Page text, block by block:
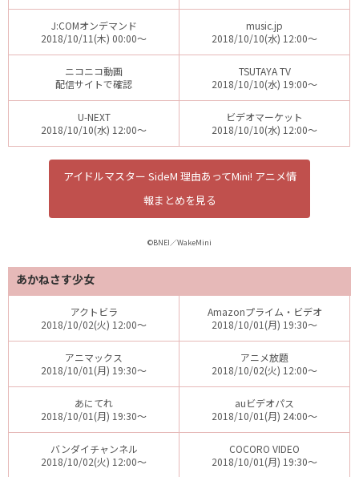
J:COMオンデマンド
2018/10/11(木) 00:00～
music.jp
2018/10/10(水) 12:00～
ニコニコ動画
配信サイトで確認
TSUTAYA TV
2018/10/10(水) 19:00～
U-NEXT
2018/10/10(水) 12:00～
ビデオマーケット
2018/10/10(水) 12:00～
アイドルマスター SideM 理由あってMini! アニメ情
報まとめを見る
©BNEI／WakeMini
あかねさす少女
アクトビラ
2018/10/02(火) 12:00～
Amazonプライム・ビデオ
2018/10/01(月) 19:30～
アニマックス
2018/10/01(月) 19:30～
アニメ放題
2018/10/02(火) 12:00～
あにてれ
2018/10/01(月) 19:30～
auビデオパス
2018/10/01(月) 24:00～
バンダイチャンネル
2018/10/02(火) 12:00～
COCORO VIDEO
2018/10/01(月) 19:30～